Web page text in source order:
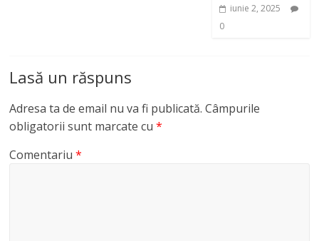
iunie 2, 2025
0
Lasă un răspuns
Adresa ta de email nu va fi publicată. Câmpurile
obligatorii sunt marcate cu*
Comentariu*